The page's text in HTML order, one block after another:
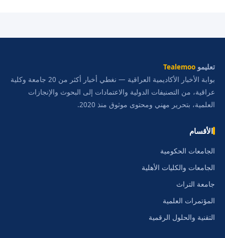
تعليمو Tealemoo
بوابة الأخبار الأكاديمية العراقية — نغطي أخبار أكثر من 20 جامعة وكلية
عراقية، من التصنيفات الدولية والاعتمادات إلى البحوث والإنجازات
العلمية، بتحرير مهني ومحتوى موثوق منذ 2020.
الأقسام
الجامعات الحكومية
الجامعات والكليات الأهلية
جامعة التراث
المؤتمرات العلمية
التقنية والحلول الرقمية